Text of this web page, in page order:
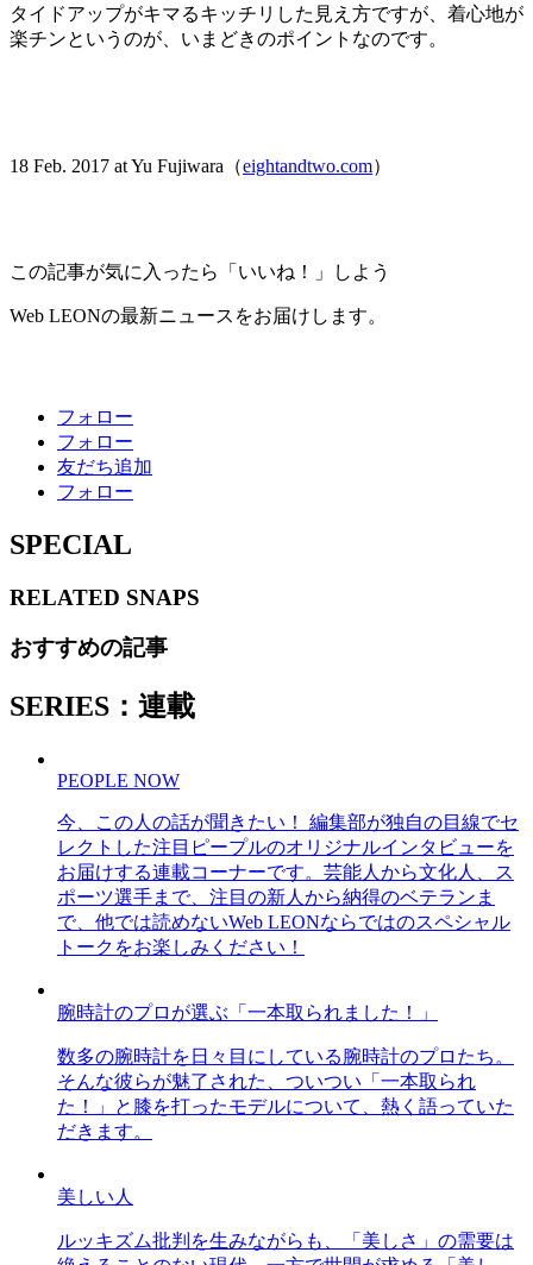
タイドアップがキマるキッチリした見え方ですが、着心地が
楽チンというのが、いまどきのポイントなのです。
18 Feb. 2017 at Yu Fujiwara（eightandtwo.com）
この記事が気に入ったら「いいね！」しよう
Web LEONの最新ニュースをお届けします。
フォロー
フォロー
友だち追加
フォロー
SPECIAL
RELATED SNAPS
おすすめの記事
SERIES：連載
PEOPLE NOW
今、この人の話が聞きたい！ 編集部が独自の目線でセ
レクトした注目ピープルのオリジナルインタビューを
お届けする連載コーナーです。芸能人から文化人、ス
ポーツ選手まで、注目の新人から納得のベテランま
で、他では読めないWeb LEONならではのスペシャル
トークをお楽しみください！
腕時計のプロが選ぶ「一本取られました！」
数多の腕時計を日々目にしている腕時計のプロたち。
そんな彼らが魅了された、ついつい「一本取られ
た！」と膝を打ったモデルについて、熱く語っていた
だきます。
美しい人
ルッキズム批判を生みながらも、「美しさ」の需要は